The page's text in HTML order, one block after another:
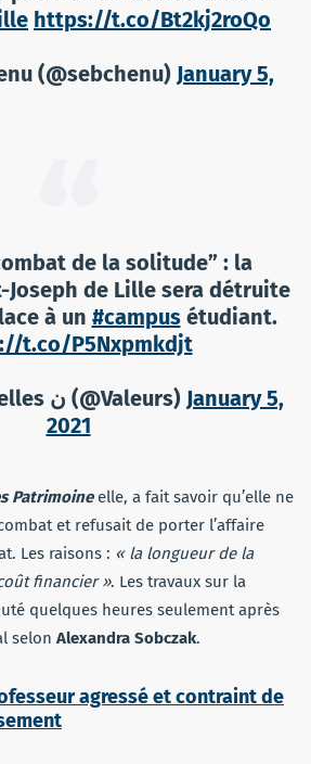
https://t.co/Bt2kj2roQo
(@sebchenu) January 5,
de la solitude” : la
de Lille sera détruite
à un #campusétudiant.
t.co/P5Nxpmkdjt
— Valeurs actuelles ن (@Valeurs) January 5,
2021
Patrimoineelle, a fait savoir qu’elle ne
et refusait de porter l’affaire
Les raisons : « la longueur de la
financier ». Les travaux sur la
quelques heures seulement après
selon Alexandra Sobczak.
agressé et contraint de